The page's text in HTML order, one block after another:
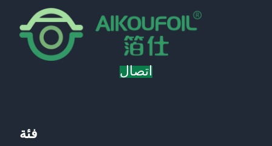
اتصال
فئة